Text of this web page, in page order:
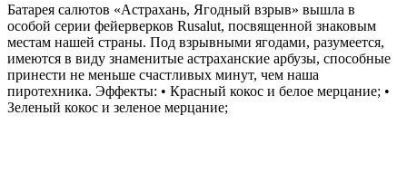
Батарея салютов «Астрахань, Ягодный взрыв» вышла в
особой серии фейерверков Rusalut, посвященной знаковым
местам нашей страны. Под взрывными ягодами, разумеется,
имеются в виду знаменитые астраханские арбузы, способные
принести не меньше счастливых минут, чем наша
пиротехника. Эффекты: • Красный кокос и белое мерцание; •
Зеленый кокос и зеленое мерцание;